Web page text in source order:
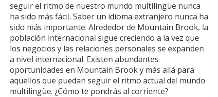
seguir el ritmo de nuestro mundo multilingüe nunca
ha sido más fácil. Saber un idioma extranjero nunca ha
sido más importante. Alrededor de Mountain Brook, la
población internacional sigue creciendo a la vez que
los negocios y las relaciones personales se expanden
a nivel internacional. Existen abundantes
oportunidades en Mountain Brook y más allá para
aquellos que puedan seguir el ritmo actual del mundo
multilingüe. ¿Cómo te pondrás al corriente?